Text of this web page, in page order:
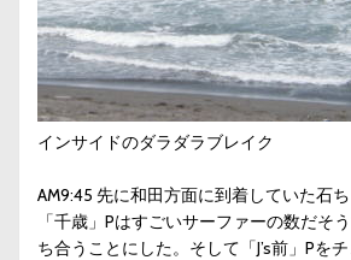
インサイドのダラダラブレイク
AM9:45 先に和田方面に到着していた石ち
「千歳」Pはすごいサーファーの数だそ
ち合うことにした。そして「J’s前」Pを